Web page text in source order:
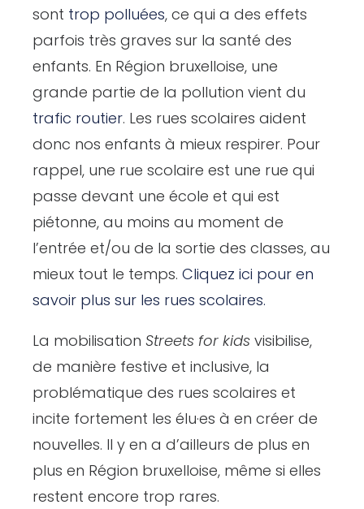
sont trop polluées, ce qui a des effets
parfois très graves sur la santé des
enfants. En Région bruxelloise, une
grande partie de la pollution vient du
trafic routier. Les rues scolaires aident
donc nos enfants à mieux respirer. Pour
rappel, une rue scolaire est une rue qui
passe devant une école et qui est
piétonne, au moins au moment de
l’entrée et/ou de la sortie des classes, au
mieux tout le temps.Cliquez ici pour en
savoir plus sur les rues scolaires.
La mobilisationStreets for kids visibilise,
de manière festive et inclusive, la
problématique des rues scolaires et
incite fortement les élu·es à en créer de
nouvelles. Il y en a d’ailleurs de plus en
plus en Région bruxelloise, même si elles
restent encore trop rares.